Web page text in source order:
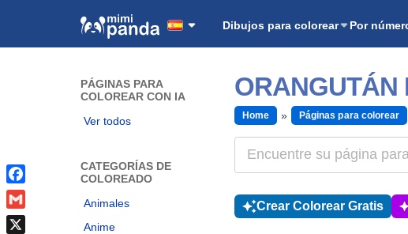
Dibujos para colorear Por
PÁGINAS PARA
COLOREAR CON IA
Ver todos
CATEGORÍAS DE
COLOREADO
Animales
Anime
ORANGUTÁN
Home Páginas para colorear
Crear Colorear Gratis
Facebook
Gmail